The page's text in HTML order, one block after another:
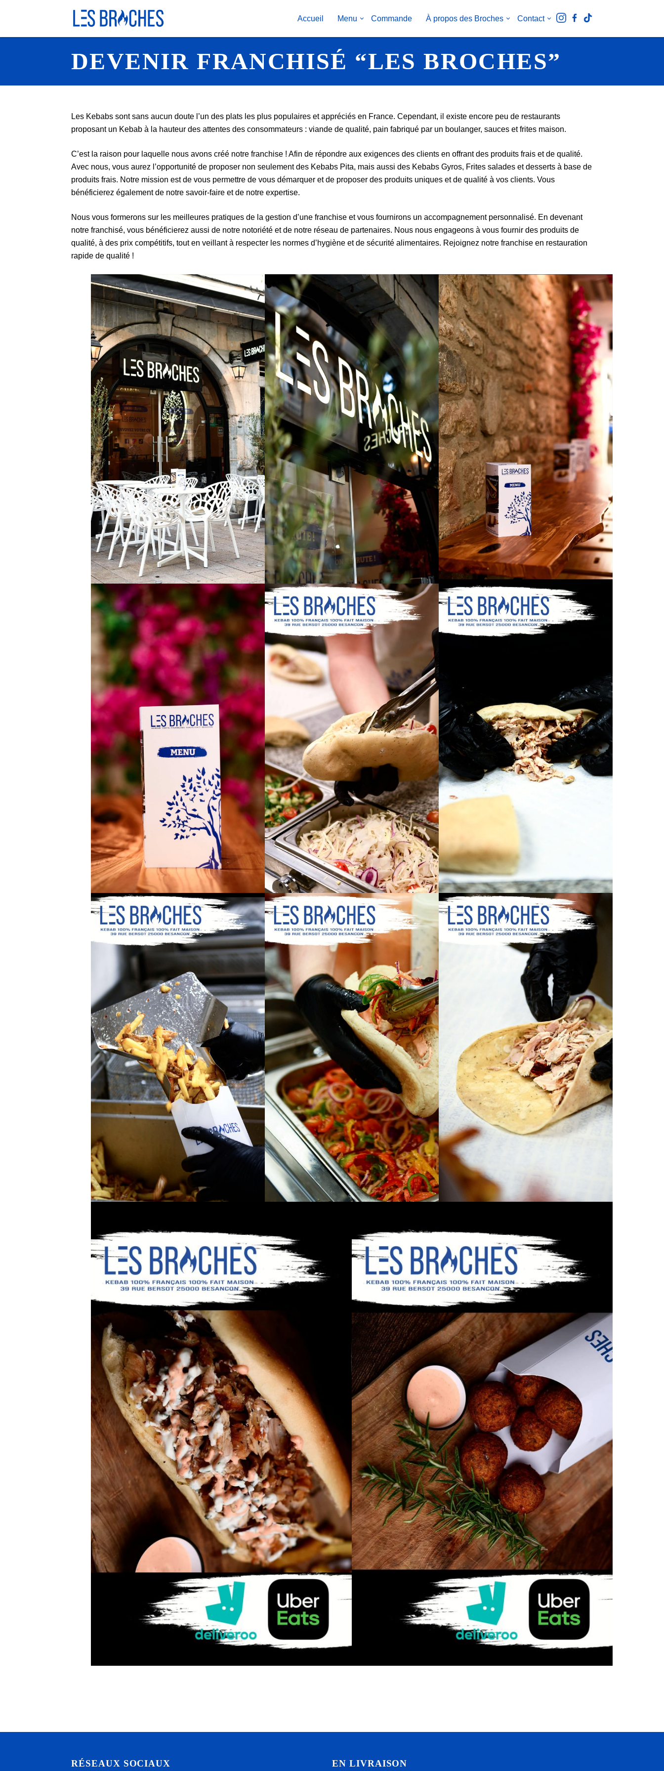
Accueil Menu Commande À propos des Broches Contact
DEVENIR FRANCHISÉ “LES BROCHES”
Les Kebabs sont sans aucun doute l’un des plats les plus populaires et appréciés en France. Cependant, il existe encore peu de restaurants
proposant un Kebab à la hauteur des attentes des consommateurs : viande de qualité, pain fabriqué par un boulanger, sauces et frites maison.
C’est la raison pour laquelle nous avons créé notre franchise ! Afin de répondre aux exigences des clients en offrant des produits frais et de qualité.
Avec nous, vous aurez l’opportunité de proposer non seulement des Kebabs Pita, mais aussi des Kebabs Gyros, Frites salades et desserts à base de
produits frais. Notre mission est de vous permettre de vous démarquer et de proposer des produits uniques et de qualité à vos clients. Vous
bénéficierez également de notre savoir-faire et de notre expertise.
Nous vous formerons sur les meilleures pratiques de la gestion d’une franchise et vous fournirons un accompagnement personnalisé. En devenant
notre franchisé, vous bénéficierez aussi de notre notoriété et de notre réseau de partenaires. Nous nous engageons à vous fournir des produits de
qualité, à des prix compétitifs, tout en veillant à respecter les normes d’hygiène et de sécurité alimentaires. Rejoignez notre franchise en restauration
rapide de qualité !
RÉSEAUX SOCIAUX EN LIVRAISON